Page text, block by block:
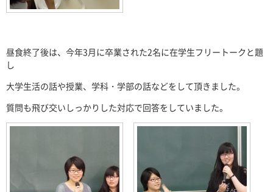
昼食終了後は、今年3月に卒業された2名に在学生フリートークと題
し
大学生活の話や授業、学科・学部の話などをして頂きました。
質問も飛び交いしっかりした対応で回答をしていました。